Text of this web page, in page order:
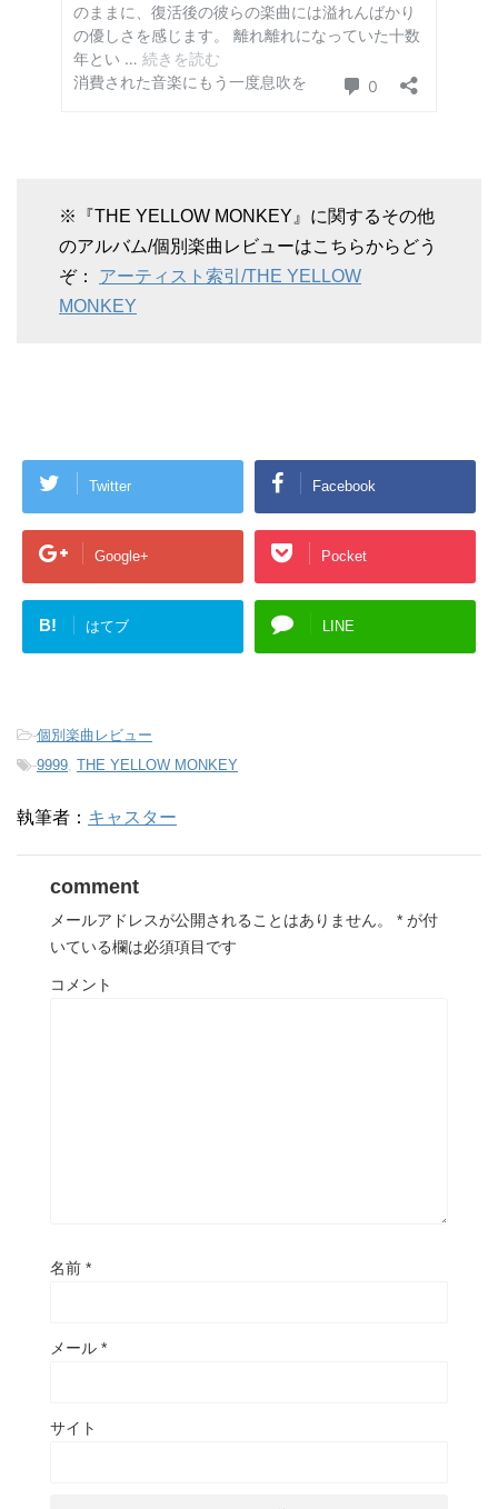
※『THE YELLOW MONKEY』に関するその他
のアルバム/個別楽曲レビューはこちらからどう
ぞ： アーティスト索引/THE YELLOW
MONKEY
Twitter Facebook
Google+ Pocket
B! はてブ LINE
-個別楽曲レビュー
-9999 THE YELLOW MONKEY
執筆者： キャスター
comment
メールアドレスが公開されることはありません。 * が付
いている欄は必須項目です
コメント
名前 *
メール *
サイト